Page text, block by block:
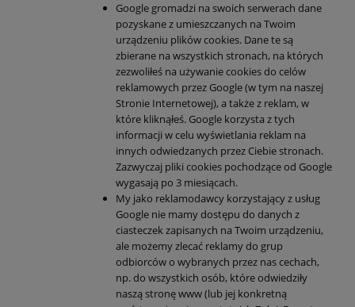
Google gromadzi na swoich serwerach dane
pozyskane z umieszczanych na Twoim
urządzeniu plików cookies. Dane te są
zbierane na wszystkich stronach, na których
zezwoliłeś na używanie cookies do celów
reklamowych przez Google (w tym na naszej
Stronie Internetowej), a także z reklam, w
które kliknąłeś. Google korzysta z tych
informacji w celu wyświetlania reklam na
innych odwiedzanych przez Ciebie stronach.
Zazwyczaj pliki cookies pochodzące od Google
wygasają po 3 miesiącach.
My jako reklamodawcy korzystający z usług
Google nie mamy dostępu do danych z
ciasteczek zapisanych na Twoim urządzeniu,
ale możemy zlecać reklamy do grup
odbiorców o wybranych przez nas cechach,
np. do wszystkich osób, które odwiedziły
naszą stronę www (lub jej konkretną